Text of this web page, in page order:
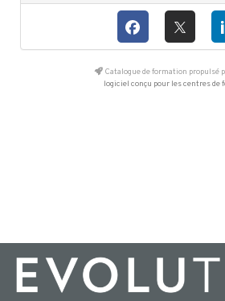
Catalogue de formation propulsé
logiciel conçu pour les centres de